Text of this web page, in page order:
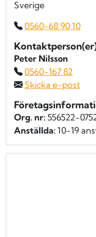
Sverige
0560-68 90 10
Peter Nilsson
0560-167 82
Skicka e-post
Org. nr: 556522-
Anställda:10-19